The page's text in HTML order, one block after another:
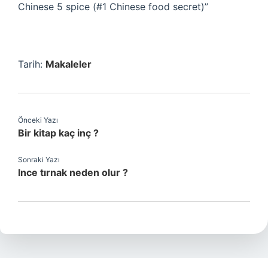
Chinese 5 spice (#1 Chinese food secret)”
Tarih: Makaleler
Önceki Yazı
Bir kitap kaç inç ?
Sonraki Yazı
Ince tırnak neden olur ?